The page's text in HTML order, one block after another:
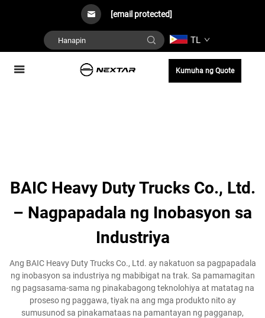
[email protected]
TL
Kumuha ng Quote
BAIC Heavy Duty Trucks Co., Ltd.
– Nagpapadala ng Inobasyon sa
Industriya
Ang BAIC Heavy Duty Trucks Co., Ltd. ay nakatuon sa pagpapadala
ng inobasyon sa industriya ng mabibigat na trak. Sa pamamagitan
ng pagsasama-sama ng pinakabagong teknolohiya at matatag na
proseso ng paggawa, tiyak na ang mga produkto nito ay
sumusunod sa pinakamataas na pamantayan ng pagganap,